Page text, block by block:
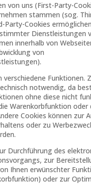
von uns (First-Party-
stammen (sog.
Party-Cookies
Dienstleistungen
innerhalb von
von
verschiedene Funktionen.
notwendig, da
ohne diese nicht
Warenkorbfunktion oder
Cookies können zur
oder zu
Durchführung des
zur
Ihnen erwünschter
oder zur